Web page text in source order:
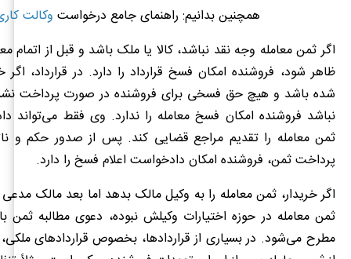
همچنین بدانیم: راهنمای جامع درخواست وکالت
اگر ثمن معامله وجه نقد نباشد، کالا یا ملک باشد و قبل از اتمام
ظاهر شود، فروشنده امکان فسخ قرارداد را دارد. در قرارداد،
شده باشد و هیچ حق فسخی برای فروشنده در صورت پرداخت
نباشد فروشنده امکان فسخ معامله را ندارد. وی فقط می‌تواند
ثمن معامله را تقدیم مراجع قضایی کند. پس از صدور حکم و
پرداخت ثمن، فروشنده امکان دادخواست اعلام فسخ را دارد.
اگر خریدار، ثمن معامله را به وکیل مالک بدهد اما بعد مالک
ثمن معامله در حوزه اختیارات وکیلش نبوده، دعوی مطالبه ثمن
مطرح می‌شود. در بسیاری از قراردادها، بخصوص قراردادهای